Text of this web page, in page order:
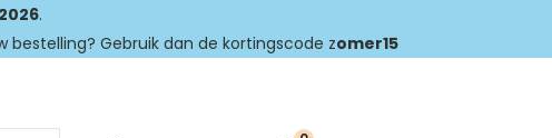
.
bestelling? Gebruik dan de kortingscode zomer15